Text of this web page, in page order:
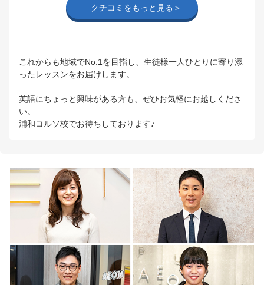
クチコミをもっと見る＞
これからも地域でNo.1を目指し、生徒様一人ひとりに寄り添
ったレッスンをお届けします。
英語にちょっと興味がある方も、ぜひお気軽にお越しくださ
い。
浦和コルソ校でお待ちしております♪